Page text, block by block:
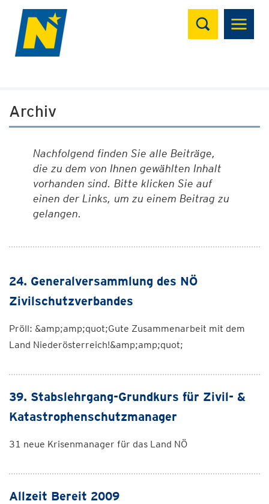
Suchen
Archiv
Nachfolgend finden Sie alle Beiträge,
die zu dem von Ihnen gewählten Inhalt
vorhanden sind. Bitte klicken Sie auf
einen der Links, um zu einem Beitrag zu
gelangen.
24. Generalversammlung des NÖ
Zivilschutzverbandes
Pröll: &amp;amp;quot;Gute Zusammenarbeit mit dem
Land Niederösterreich!&amp;amp;quot;
39. Stabslehrgang-Grundkurs für Zivil- &
Katastrophenschutzmanager
31 neue Krisenmanager für das Land NÖ
Allzeit Bereit 2009